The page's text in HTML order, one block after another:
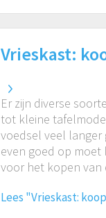
Vrieskast:
Er zijn diverse
tot kleine
voedsel veel langer
even goed op
voor het kopen van
Lees "Vrieskast: